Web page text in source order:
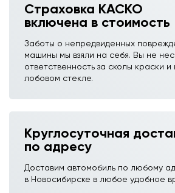
Страховка КАСКО
включена в стоимость
Заботы о непредвиденных
машины мы взяли на себя. Вы не
ответственность за сколы краски и
лобовом стекле.
Круглосуточная
по адресу
Доставим автомобиль по любому
в Новосибирске в любое удобное